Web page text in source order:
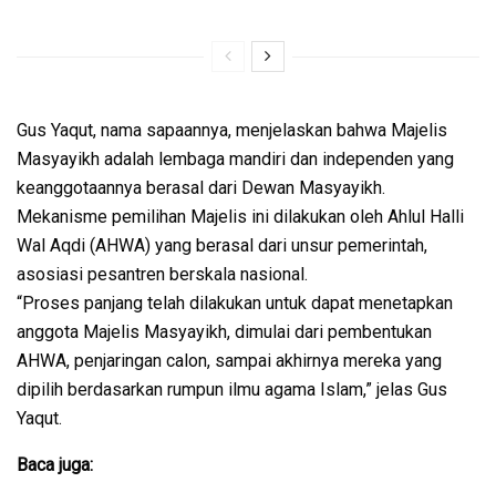
Gus Yaqut, nama sapaannya, menjelaskan bahwa Majelis
Masyayikh adalah lembaga mandiri dan independen yang
keanggotaannya berasal dari Dewan Masyayikh.
Mekanisme pemilihan Majelis ini dilakukan oleh Ahlul Halli
Wal Aqdi (AHWA) yang berasal dari unsur pemerintah,
asosiasi pesantren berskala nasional.
“Proses panjang telah dilakukan untuk dapat menetapkan
anggota Majelis Masyayikh, dimulai dari pembentukan
AHWA, penjaringan calon, sampai akhirnya mereka yang
dipilih berdasarkan rumpun ilmu agama Islam,” jelas Gus
Yaqut.
Baca juga: